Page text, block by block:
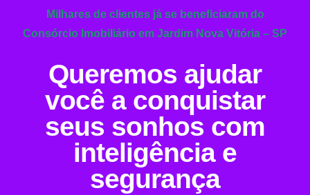
Milhares de clientes já se beneficiaram do
Consórcio Imobiliário em Jardim Nova Vitória – SP
Queremos ajudar
você a conquistar
seus sonhos com
inteligência e
segurança